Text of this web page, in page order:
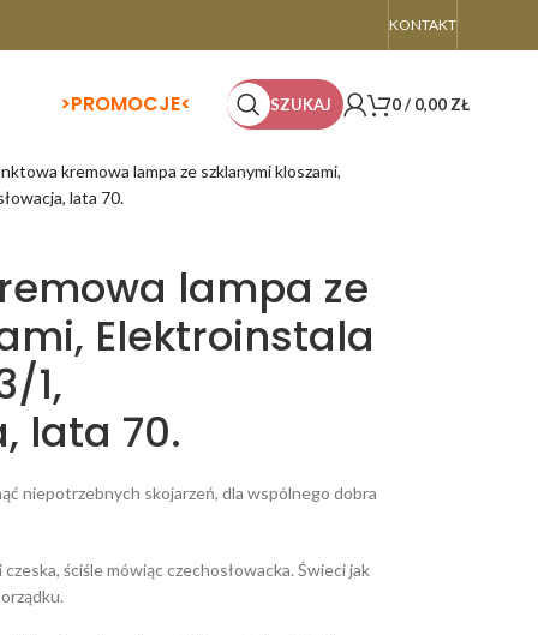
KONTAKT
>PROMOCJE< SZUKAJ 0/ 0,00 ZŁ
kremowa lampa ze szklanymi kloszami,
lata 70.
lampa ze
Elektroinstala
1,
lata 70.
niepotrzebnych skojarzeń, dla wspólnego dobra
ściśle mówiąc czechosłowacka. Świeci jak